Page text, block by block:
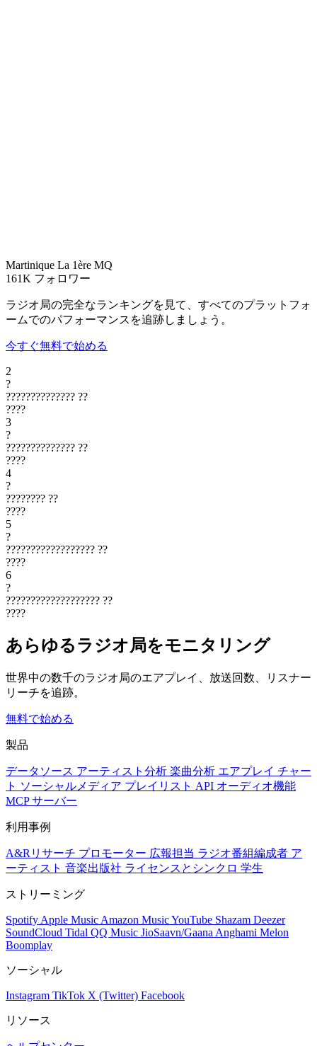
Martinique La 1ère MQ
161K フォロワー
ラジオ局の完全なランキングを見て、すべてのプラットフォ
ームでのパフォーマンスを追跡しましょう。
今すぐ無料で始める
2
?
?????????????? ??
????
3
?
?????????????? ??
????
4
?
???????? ??
????
5
?
?????????????????? ??
????
6
?
??????????????????? ??
????
あらゆるラジオ局をモニタリング
世界中の数千のラジオ局のエアプレイ、放送回数、リスナー
リーチを追跡。
無料で始める
製品
データソース アーティスト分析 楽曲分析 エアプレイ チャー
ト ソーシャルメディア プレイリスト API オーディオ機能
MCP サーバー
利用事例
A&Rリサーチ プロモーター 広報担当 ラジオ番組編成者 ア
ーティスト 音楽出版社 ライセンスとシンクロ 学生
ストリーミング
Spotify Apple Music Amazon MusicYouTube Shazam Deezer
SoundCloud Tidal QQ Music JioSaavn/Gaana Anghami Melon
Boomplay
ソーシャル
Instagram TikTok X (Twitter) Facebook
リソース